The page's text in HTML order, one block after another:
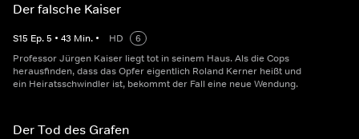
Der falsche Kaiser
S15 Ep.5 • 43 Min. • HD
6
Professor Jürgen Kaiser liegt tot in seinem Haus. Als die Cops
herausfinden, dass das Opfer eigentlich Roland Kerner heißt und
ein Heiratsschwindler ist, bekommt der Fall eine neue Wendung.
Der Tod des Grafen